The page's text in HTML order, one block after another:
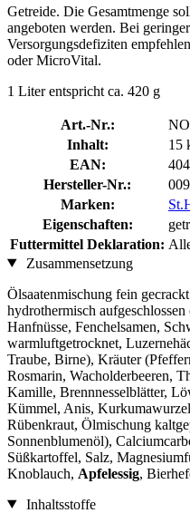
Getreide. Die Gesamtmenge
angeboten werden. Bei
Versorgungsdefiziten
oder MicroVital.
1 Liter entspricht ca. 420 g
Art.-Nr.:
Inhalt:
15
EAN:
Hersteller-Nr.:
Marken:
Eigenschaften:
Futtermittel Deklaration:
Zusammensetzung
Ölsaatenmischung fein
hydrothermisch
Hanfnüsse, Fenchelsamen,
warmluftgetrocknet,
Traube, Birne), Kräuter
Rosmarin, Wacholderbeeren,
Kamille, Brennnesselblätter,
Kümmel, Anis,
Rübenkraut, Ölmischung
Sonnenblumenöl),
Süßkartoffel, Salz,
Knoblauch, Apfelessig,
Inhaltsstoffe